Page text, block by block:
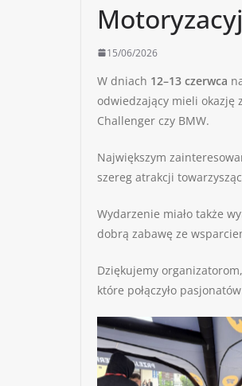
15/06/2026
W dniach 12–13 czerwca
odwiedzający mieli okazję
Challenger czy BMW.
Największym
szereg atrakcji
Wydarzenie miało także
dobrą zabawę ze
Dziękujemy
które połączyło